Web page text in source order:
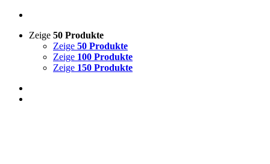
Zeige 50 Produkte
Zeige 50 Produkte
Zeige 100 Produkte
Zeige 150 Produkte